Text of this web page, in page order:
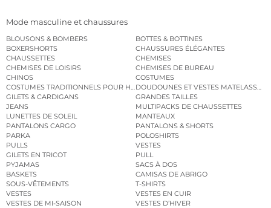
Mode masculine et chaussures
BLOUSONS & BOMBERS
BOTTES & BOTTINES
BOXERSHORTS
CHAUSSURES ÉLÉGANTES
CHAUSSETTES
CHEMISES
CHEMISES DE LOISIRS
CHEMISES DE BUREAU
CHINOS
COSTUMES
COSTUMES TRADITIONNELS POUR HOMMEDOUDOUNES ET VESTES MATELASSÉES
GILETS & CARDIGANS
GRANDES TAILLES
JEANS
MULTIPACKS DE CHAUSSETTES
LUNETTES DE SOLEIL
MANTEAUX
PANTALONS CARGO
PANTALONS & SHORTS
PARKA
POLOSHIRTS
PULLS
VESTES
GILETS EN TRICOT
PULL
PYJAMAS
SACS À DOS
BASKETS
CAMISAS DE ABRIGO
SOUS-VÊTEMENTS
T-SHIRTS
VESTES
VESTES EN CUIR
VESTES DE MI-SAISON
VESTES D’HIVER